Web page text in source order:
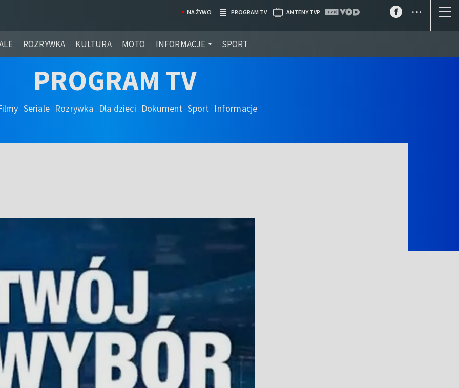
ROZRYWKA KULTURA MOTO INFORMACJE SPORT
NA ŻYWO PROGRAM TV ANTENY TVP ...
PROGRAM TV
Seriale Rozrywka Dla dzieci Dokument Sport Informacje